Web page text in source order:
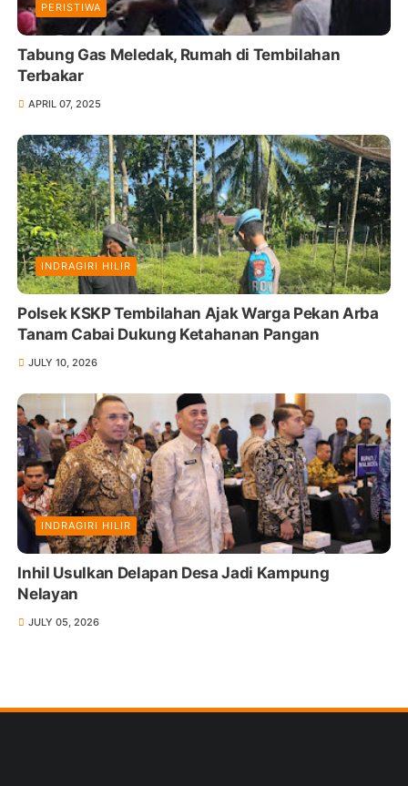
PERISTIWA
Tabung Gas Meledak, Rumah di Tembilahan
Terbakar
APRIL 07, 2025
INDRAGIRI HILIR
Polsek KSKP Tembilahan Ajak Warga Pekan Arba
Tanam Cabai Dukung Ketahanan Pangan
JULY 10, 2026
INDRAGIRI HILIR
Inhil Usulkan Delapan Desa Jadi Kampung
Nelayan
JULY 05, 2026